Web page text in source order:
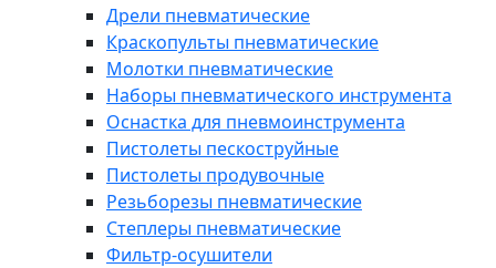
Дрели пневматические
Краскопульты пневматические
Молотки пневматические
Наборы пневматического инструмента
Оснастка для пневмоинструмента
Пистолеты пескоструйные
Пистолеты продувочные
Резьборезы пневматические
Степлеры пневматические
Фильтр-осушители